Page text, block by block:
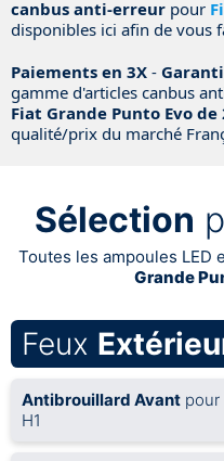
canbus anti-erreur pour
disponibles ici afin de vous
Paiements en 3X -
gamme d'articles canbus
Fiat Grande Punto Evo de
qualité/prix du marché
Sélection
Toutes les ampoules LED
Grande
Feux
Antibrouillard Avant pour
H1